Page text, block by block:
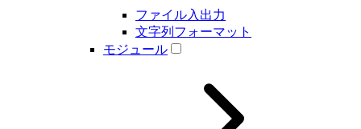
ファイル入出力
文字列フォーマット
モジュール